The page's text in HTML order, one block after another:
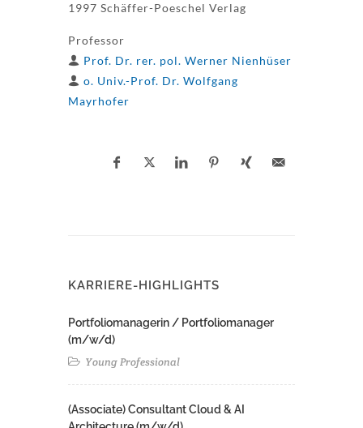
1997 Schäffer-Poeschel Verlag
Professor
Prof. Dr. rer. pol. Werner Nienhüser
o. Univ.-Prof. Dr. Wolfgang
Mayrhofer
KARRIERE-HIGHLIGHTS
Portfoliomanagerin / Portfoliomanager
(m/w/d)
Young Professional
(Associate) Consultant Cloud & AI